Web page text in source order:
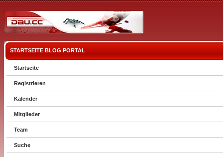
STARTSEITE BLOG PORTAL
Startseite
Registrieren
Kalender
Mitglieder
Team
Suche